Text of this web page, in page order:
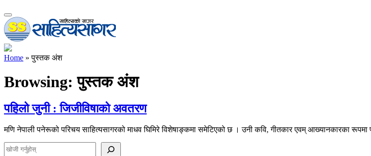
Home »पुस्तक अंश
Browsing:पुस्तक अंश
पहिलो जुनी : जिजीविषाको अवतरण
मणि नेपाली पनेरूको परिचय साहित्यसागरको माधव घिमिरे विशेषाङ्कमा समेटिएको छ । उनी कवि, गीतकार एवम् आख्यानकारका
S